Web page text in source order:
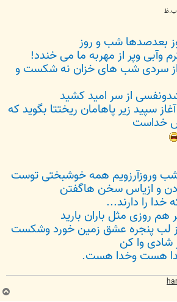
بعدصدها شب و روز
وآبی وپر از مهربه ما می خندد!
از سردی شب های خزان نه شکست و
شدونفسی از سر امید کشید
سپید زیر پاهامان ریختتا بگوید که
خداست
وروزآرزویم همه خوشبختی توست
و ازیاس سخن هاگفتن
را دارند...
هم روزی مثل باران بارید
لب پنجره عشق زمین خورد وشکست
شادی وا کن
هست وخدا هست.